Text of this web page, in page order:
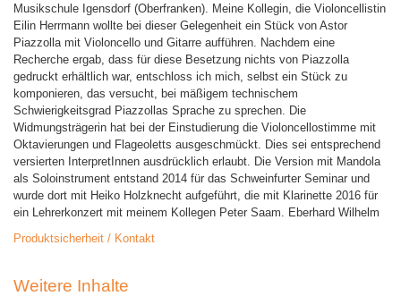
Musikschule Igensdorf (Oberfranken). Meine Kollegin, die Violoncellistin
Eilin Herrmann wollte bei dieser Gelegenheit ein Stück von Astor
Piazzolla mit Violoncello und Gitarre aufführen. Nachdem eine
Recherche ergab, dass für diese Besetzung nichts von Piazzolla
gedruckt erhältlich war, entschloss ich mich, selbst ein Stück zu
komponieren, das versucht, bei mäßigem technischem
Schwierigkeitsgrad Piazzollas Sprache zu sprechen. Die
Widmungsträgerin hat bei der Einstudierung die Violoncellostimme mit
Oktavierungen und Flageoletts ausgeschmückt. Dies sei entsprechend
versierten InterpretInnen ausdrücklich erlaubt. Die Version mit Mandola
als Soloinstrument entstand 2014 für das Schweinfurter Seminar und
wurde dort mit Heiko Holzknecht aufgeführt, die mit Klarinette 2016 für
ein Lehrerkonzert mit meinem Kollegen Peter Saam. Eberhard Wilhelm
Produktsicherheit / Kontakt
Weitere Inhalte